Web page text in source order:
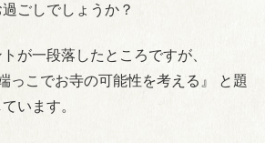
ごしでしょうか？
が一段落したところですが、
っこでお寺の可能性を考える』 と題
います。